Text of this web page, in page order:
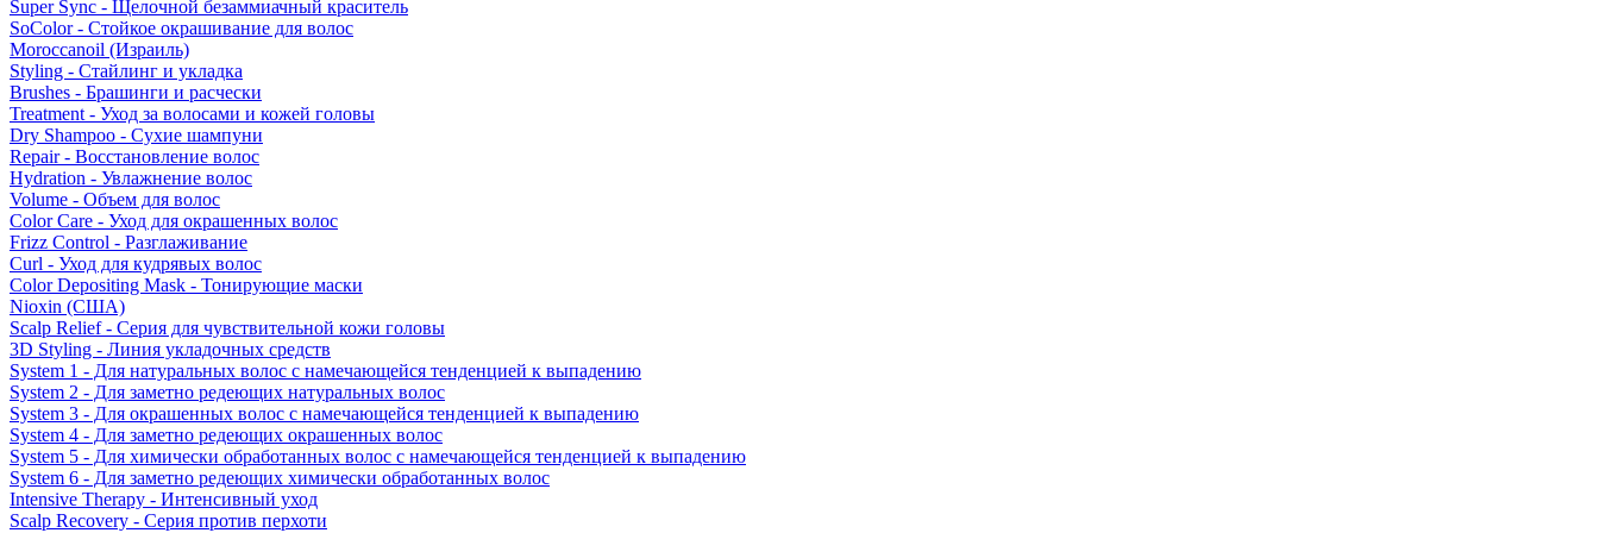
Super Sync - Щелочной безаммиачный краситель
SoColor - Стойкое окрашивание для волос
Moroccanoil (Израиль)
Styling - Стайлинг и укладка
Brushes - Брашинги и расчески
Treatment - Уход за волосами и кожей головы
Dry Shampoo - Сухие шампуни
Repair - Восстановление волос
Hydration - Увлажнение волос
Volume - Объем для волос
Color Care - Уход для окрашенных волос
Frizz Control - Разглаживание
Curl - Уход для кудрявых волос
Color Depositing Mask - Тонирующие маски
Nioxin (США)
Scalp Relief - Серия для чувствительной кожи головы
3D Styling - Линия укладочных средств
System 1 - Для натуральных волос с намечающейся тенденцией к выпадению
System 2 - Для заметно редеющих натуральных волос
System 3 - Для окрашенных волос с намечающейся тенденцией к выпадению
System 4 - Для заметно редеющих окрашенных волос
System 5 - Для химически обработанных волос с намечающейся тенденцией к выпадению
System 6 - Для заметно редеющих химически обработанных волос
Intensive Therapy - Интенсивный уход
Scalp Recovery - Серия против перхоти